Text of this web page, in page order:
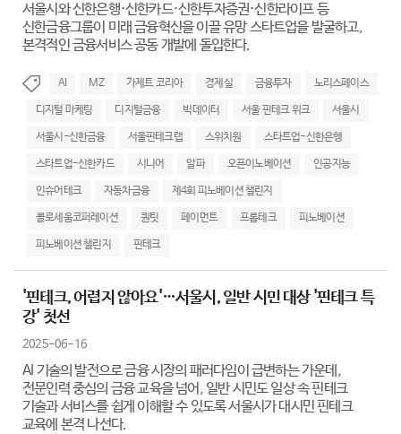
서울시와 신한은행·신한카드·신한투자증권·신한라이프 등
신한금융그룹이 미래 금융혁신을 이끌 유망 스타트업을 발굴하고,
본격적인 금융서비스 공동 개발에 돌입한다.
AI MZ 가제트 코리아 경제실 금융투자 노리스페이스
디지털 마케팅 디지털금융 빅데이터 서울 핀테크 위크 서울시
서울시-신한금융 서울핀테크랩 스위치원 스타트업-신한은행
스타트업-신한카드 시니어 알파 오픈이노베이션 인공지능
인슈어테크 자동차금융 제4회 피노베이션 챌린지
콜로세움코퍼레이션 퀀팃 페이먼트 프롭테크 피노베이션
피노베이션 챌린지 핀테크
'핀테크, 어렵지 않아요'…서울시, 일반 시민 대상 '핀테크 특
강' 첫선
2025-06-16
AI 기술의 발전으로 금융 시장의 패러다임이 급변하는 가운데,
전문인력 중심의 금융 교육을 넘어, 일반 시민도 일상 속 핀테크
기술과 서비스를 쉽게 이해할 수 있도록 서울시가 대시민 핀테크
교육에 본격 나선다.